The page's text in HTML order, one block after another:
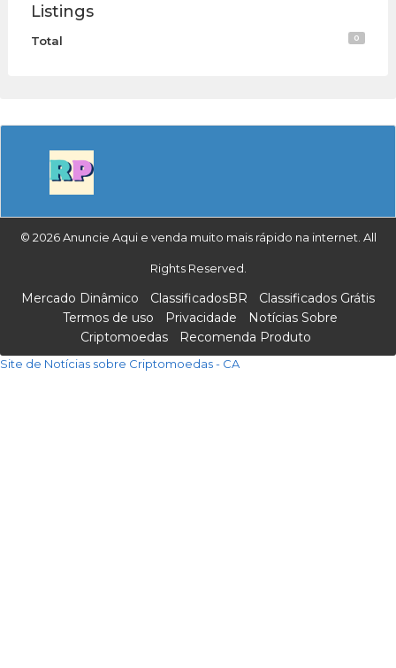
Listings
Total 0
© 2026 Anuncie Aqui e venda muito mais rápido na internet. All
Rights Reserved.
Mercado Dinâmico ClassificadosBR
Classificados Grátis
Termos de uso
Privacidade
Notícias Sobre
Criptomoedas
Recomenda Produto
Site de Notícias sobre Criptomoedas - CA